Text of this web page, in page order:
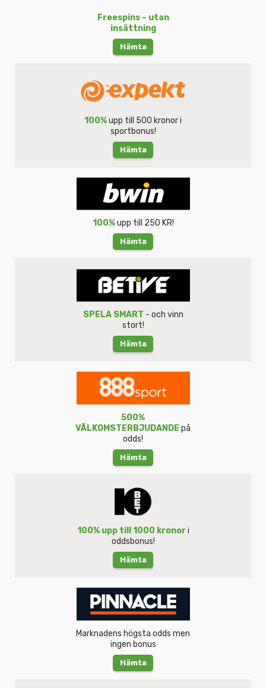
Freespins – utan
insättning
Hämta
100%upp till 500 kronor i
sportbonus!
Hämta
100%upp till 250 KR!
Hämta
SPELA SMART - och vinn
stort!
Hämta
500%
VÄLKOMSTERBJUDANDE på
odds!
Hämta
100% upp till 1000 kronori
oddsbonus!
Hämta
Marknadens högsta odds men
ingen bonus
Hämta